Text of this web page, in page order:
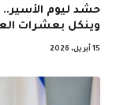
حشد ليوم الأسير..
وينكل بعشرات
15 أبريل، 2026